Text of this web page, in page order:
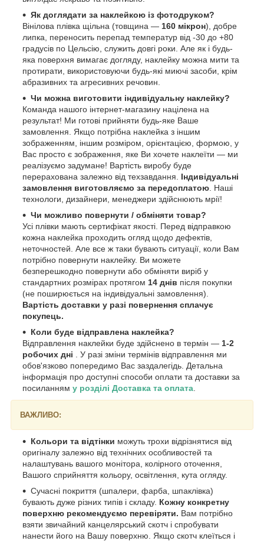
Як доглядати за наклейкою із фотодруком?
Вінілова плівка щільна (товщина — 160 мікрон), добре
липка, переносить перепад температур від -30 до +80
градусів по Цельсію, служить довгі роки. Але як і будь-
яка поверхня вимагає догляду, наклейку можна мити та
протирати, використовуючи будь-які миючі засоби, крім
абразивних та агресивних речовин.
Чи можна виготовити індивідуальну наклейку?
Команда нашого інтернет-магазину націлена на
результат! Ми готові прийняти будь-яке Ваше
замовлення. Якщо потрібна наклейка з іншим
зображенням, іншим розміром, орієнтацією, формою, у
Вас просто є зображення, яке Ви хочете наклеїти — ми
реалізуємо задумане! Вартість виробу буде
перерахована залежно від техзавдання. Індивідуальні
замовлення виготовляємо за передоплатою . Наші
технологи, дизайнери, менеджери здійснюють мрії!
Чи можливо повернути / обміняти товар?
Усі плівки мають сертифікат якості. Перед відправкою
кожна наклейка проходить огляд щодо дефектів,
неточностей. Але все ж таки бувають ситуації, коли Вам
потрібно повернути наклейку. Ви можете
безперешкодно повернути або обміняти виріб у
стандартних розмірах протягом 14 днів після покупки
(не поширюється на індивідуальні замовлення).
Вартість доставки у разі повернення сплачує
покупець.
Коли буде відправлена наклейка?
Відправлення наклейки буде здійснено в термін — 1-2
робочих дні . У разі зміни термінів відправлення ми
обов'язково попередимо Вас заздалегідь. Детальна
інформація про доступні способи оплати та доставки за
посиланням у розділі Доставка та оплата
ВАЖЛИВО:
Кольори та відтінки можуть трохи відрізнятися від
оригіналу залежно від технічних особливостей та
налаштувань вашого монітора, колірного оточення,
Вашого сприйняття кольору, освітлення, кута огляду.
Сучасні покриття (шпалери, фарба, шпаклівка)
бувають дуже різних типів і складу. Кожну конкретну
поверхню рекомендуємо перевіряти. Вам потрібно
взяти звичайний канцелярський скотч і спробувати
нанести його на Вашу поверхню. Якщо скотч клеїться і